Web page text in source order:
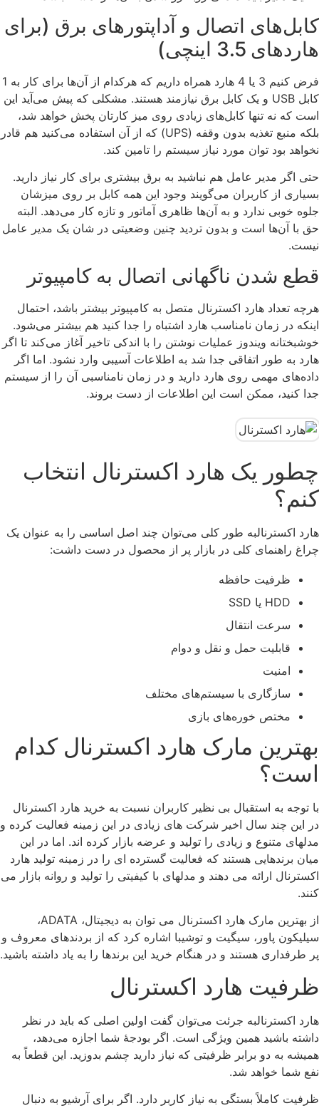
کابل‌های اتصال و آداپتورهای برق (برای
هاردهای 3.5 اینچی)
فرض کنیم 3 یا 4 هارد همراه داریم که هرکدام از آن‌ها برای کار به 1
کابل USB و یک کابل برق نیازمند هستند. مشکلی که پیش می‌آید این
است که نه تنها کابل‌های زیادی روی میز کارتان پخش خواهد شد،
بلکه منبع تغذیه بدون وقفه (UPS) که از آن استفاده می‌کنید هم قادر
نخواهد بود توان مورد نیاز سیستم را تامین کند.
حتی اگر مدیر عامل هم نباشید به برق بیشتری برای کار نیاز دارید.
بسیاری از کاربران می‌گویند وجود این همه کابل بر روی میزشان
جلوه خوبی ندارد و به آن‌ها ظاهری آماتور و تازه کار می‌دهد. البته
حق با آن‌ها است و بدون تردید چنین وضعیتی در شان یک مدیر عامل
نیست.
قطع شدن ناگهانی اتصال به کامپیوتر
هرچه تعداد هارد اکسترنال متصل به کامپیوتر بیشتر باشد، احتمال
اینکه در زمان نامناسب هارد اشتباه را جدا کنید هم بیشتر می‌شود.
خوشبختانه ویندوز عملیات نوشتن را با اندکی تاخیر آغاز می‌کند تا اگر
هارد به طور اتفاقی جدا شد به اطلاعات آسیبی وارد نشود. اما اگر
داده‌های مهمی روی هارد دارید و در زمان نامناسبی آن را از سیستم
جدا کنید، ممکن است این اطلاعات از دست بروند.
چطور یک هارد اکسترنال انتخاب
کنم؟
هارد اکسترنالبه طور کلی می‌توان چند اصل اساسی را به عنوان یک
چراغ راهنمای کلی در بازار پر از محصول در دست داشت:
ظرفیت حافظه
HDD یا SSD
سرعت انتقال
قابلیت حمل و نقل و دوام
امنیت
سازگاری با سیستم‌های مختلف
مختص خوره‌های بازی
بهترین مارک هارد اکسترنال کدام
است؟
با توجه به استقبال بی نظیر کاربران نسبت به خرید هارد اکسترنال
در این چند سال اخیر شرکت های زیادی در این زمینه فعالیت کرده و
مدلهای متنوع و زیادی را تولید و عرضه بازار کرده اند. اما در این
میان برندهایی هستند که فعالیت گسترده ای را در زمینه تولید هارد
اکسترنال ارائه می دهند و مدلهای با کیفیتی را تولید و روانه بازار می
کنند.
از بهترین مارک هارد اکسترنال می توان به دیجیتال، ADATA،
سیلیکون پاور، سیگیت و توشیبا اشاره کرد که از بردندهای معروف و
پر طرفداری هستند و در هنگام خرید این برندها را به یاد داشته باشید.
ظرفیت هارد اکسترنال
هارد اکسترنالبه جرئت می‌توان گفت اولین اصلی که باید در نظر
داشته باشید همین ویژگی است. اگر بودجۀ شما اجازه می‌دهد،
همیشه به دو برابر ظرفیتی که نیاز دارید چشم بدوزید. این قطعاً به
نفع شما خواهد شد.
ظرفیت کاملاً بستگی به نیاز کاربر دارد. اگر برای آرشیو به دنبال